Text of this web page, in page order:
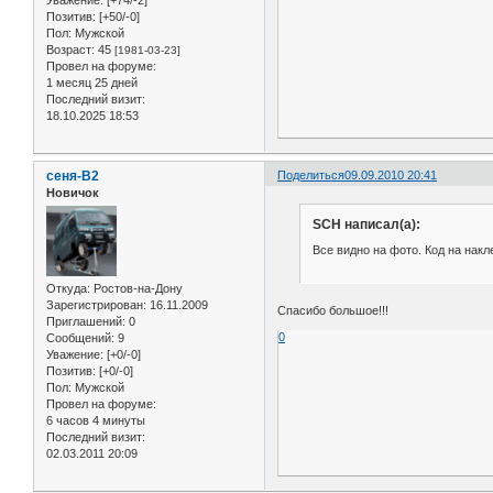
Позитив: [+50/-0]
Пол: Мужской
Возраст: 45 [1981-03-23]
Провел на форуме:
1 месяц 25 дней
Последний визит:
18.10.2025 18:53
Поделиться09.09.2010 20:41
сеня-В2
Новичок
Откуда: Ростов-на-Дону
Зарегистрирован: 16.11.2009
Приглашений: 0
Сообщений: 9
Уважение: [+0/-0]
Позитив: [+0/-0]
Пол: Мужской
Провел на форуме:
6 часов 4 минуты
Последний визит:
02.03.2011 20:09
SCH написал(а):
Все видно на фото. Код на
Спасибо большое!!!
0